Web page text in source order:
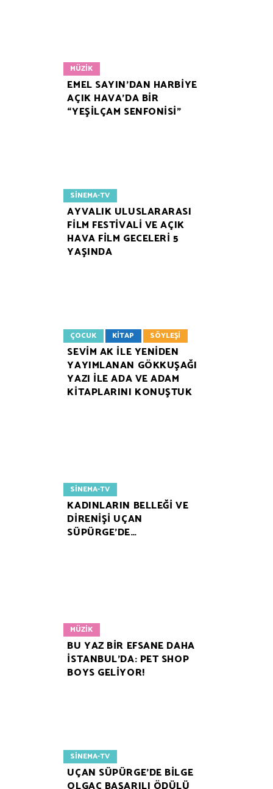
MÜZIK
EMEL SAYIN’DAN HARBİYE
AÇIK HAVA’DA BİR
“YEŞİLÇAM SENFONİSİ”
SINEMA-TV
AYVALIK ULUSLARARASI
FİLM FESTİVALİ VE AÇIK
HAVA FİLM GECELERİ 5
YAŞINDA
ÇOCUK KITAP SÖYLEŞI
SEVİM AK İLE YENİDEN
YAYIMLANAN GÖKKUŞAĞI
YAZI İLE ADA VE ADAM
KİTAPLARINI KONUŞTUK
SINEMA-TV
KADINLARIN BELLEĞİ VE
DİRENİŞİ UÇAN
SÜPÜRGE’DE…
MÜZIK
BU YAZ BİR EFSANE DAHA
İSTANBUL’DA: PET SHOP
BOYS GELİYOR!
SINEMA-TV
UÇAN SÜPÜRGE’DE BİLGE